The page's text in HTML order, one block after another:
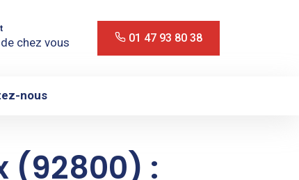
chez vous 01 47 93 80 38
nous
(92800) :